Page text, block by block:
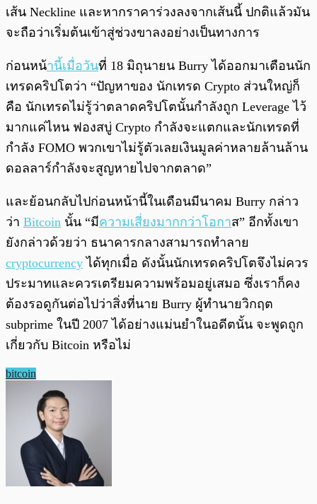
เส้น Neckline และหากราคาร่วงลงจากเส้นนี้ ปกติแล้วมัน
จะถือว่าเริ่มต้นเข้าสู่ช่วงขาลงอย่างเป็นทางการ
ก่อนหน้านี้เมื่อวันที่ 18 มิถุนายน Burry ได้ออกมาเตือนนัก
เทรดคริปโตว่า “ปัญหาของ นักเทรด Crypto ส่วนใหญ่ก็
คือ นักเทรดไม่รู้ว่าตลาดคริปโตนั้นกำลังถูก Leverage ไว้
มากแค่ไหน ฟองสบู่ Crypto กำลังจะแตกและนักเทรดที่
กำลัง FOMO พวกเขาไม่รู้ตัวเลยเงินมูลค่าหลายล้านล้าน
ดอลลาร์กำลังจะสูญหายไปจากตลาด”
และย้อนกลับไปก่อนหน้านี้ในเดือนมีนาคม Burry กล่าว
ว่า Bitcoin นั้น “มีความเสี่ยงมากกว่าโอกาส” อีกทั้งเขา
ยังกล่าวด้วยว่า ธนาคารกลางสามารถทำลาย
cryptocurrency ได้ทุกเมื่อ ดังนั้นนักเทรดคริปโตจึงไม่ควร
ประมาทและควรเตรียมความพร้อมอยู่เสมอ ซึ่งเราก็คง
ต้องรอดูกันต่อไปว่าสิ่งที่นาย Burry ผู้ทำนายวิกฤต
subprime ในปี 2007 ได้อย่างแม่นยำในอดีตนั้น จะพูดถูก
เกี่ยวกับ Bitcoin หรือไม่
bitcoin